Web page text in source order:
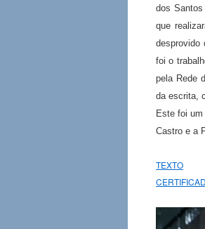
dos Santos
que
desprovido
foi o
pela Rede
da escrita,
Este foi
Castro e a
TEXTO
Reprodutor